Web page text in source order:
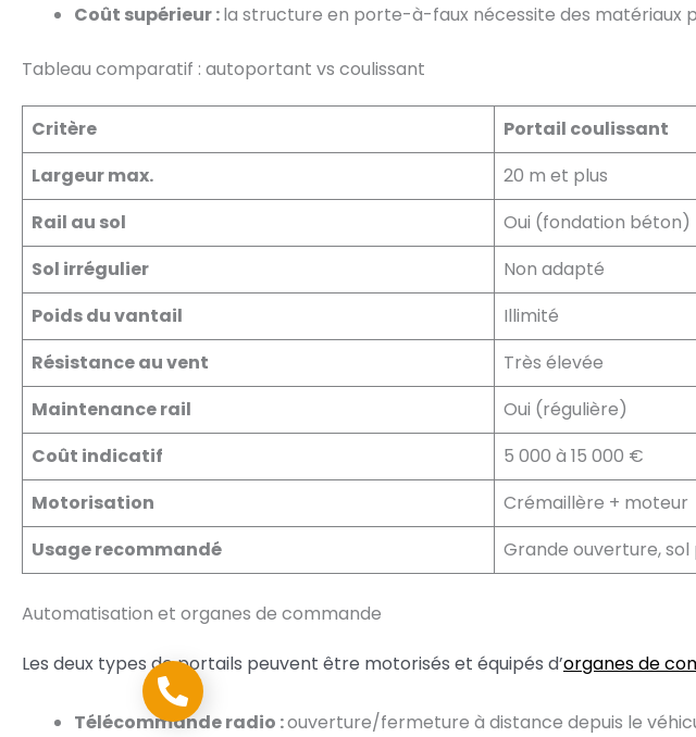
Coût supérieur :la structure en porte-à-faux nécessite des matériaux
Tableau comparatif : autoportant vs coulissant
Critère Portail coulissant
Largeur max.
20 m et plus
Rail au sol
Oui (fondation béton)
Sol irrégulier
Non adapté
Poids du vantail
Illimité
Résistance au vent
Très élevée
Maintenance rail
Oui (régulière)
Coût indicatif
5 000 à 15 000 €
Motorisation
Crémaillère + moteur
Usage recommandé
Grande ouverture, sol
Automatisation et organes de commande
Les deux types de portails peuvent être motorisés et équipés d’organes de
Télécommande radio :ouverture/fermeture à distance depuis le
09 78 37 00 37 - Numéro unique